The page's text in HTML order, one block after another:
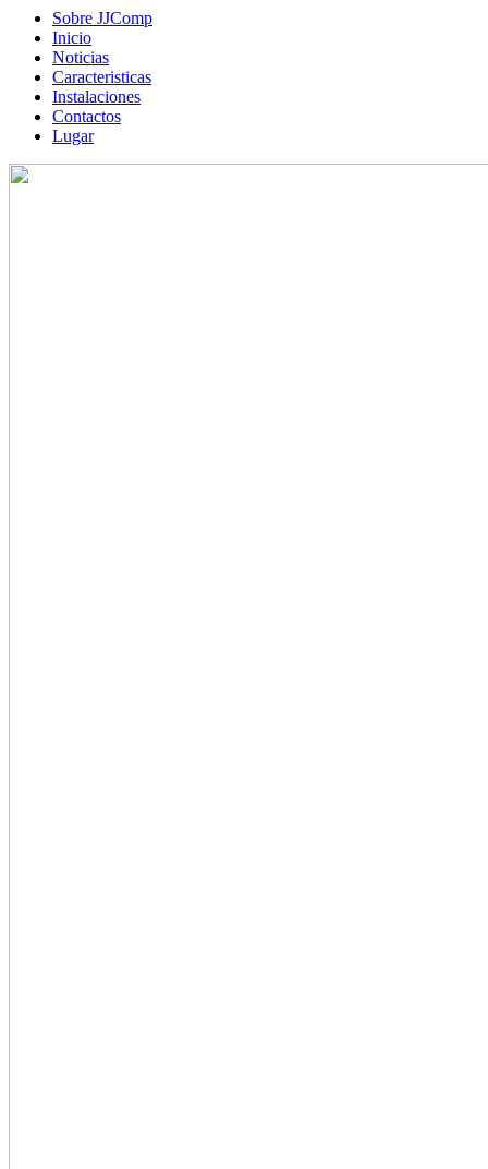
Sobre JJComp
Inicio
Noticias
Caracteristicas
Instalaciones
Contactos
Lugar